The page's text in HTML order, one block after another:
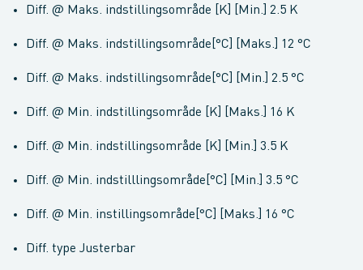
Diff. @ Maks. indstillingsområde [K] [Min.] 2.5 K
Diff. @ Maks. indstillingsområde[°C] [Maks.] 12 °C
Diff. @ Maks. indstillingsområde[°C] [Min.] 2.5 °C
Diff. @ Min. indstillingsområde [K] [Maks.] 16 K
Diff. @ Min. indstillingsområde [K] [Min.] 3.5 K
Diff. @ Min. indstilllingsområde[°C] [Min.] 3.5 °C
Diff. @ Min. instillingsområde[°C] [Maks.] 16 °C
Diff. type Justerbar